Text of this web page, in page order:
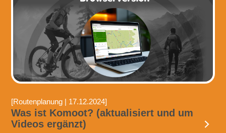
[Routenplanung | 17.12.2024]
Was ist Komoot? (aktualisiert und um
Videos ergänzt)